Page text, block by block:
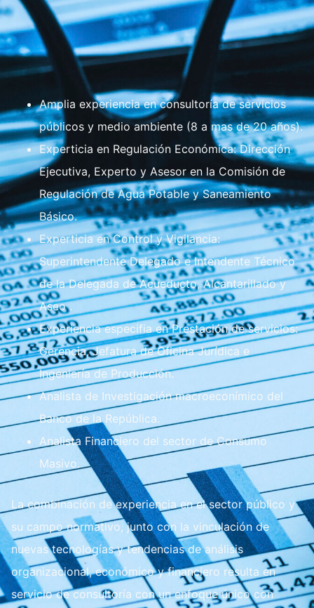
Amplia experiencia en consultoría de servicios
públicos y medio ambiente (8 a mas de 20 años).
Experticia en Regulación Económica: Dirección
Ejecutiva, Experto y Asesor en la Comisión de
Regulación de Agua Potable y Saneamiento
Básico.
Experticia en Control y Vigilancia:
Superintendente Delegado e Intendente Técnico
de la Delegada de Acueducto, Alcantarillado y
Aseo .
Experiencia especifia en Prestación de servicios:
Gerencia, Jefatura de Oficina Jurídica e
Ingeniería de Producción.
Analista de Investigación macroeconímico del
Banco de la República.
Analista Financiero del sector de Consumo
Masivo.
La combinación de experiencia en el sector público y
su campo normativo, junto con la vinculación de
nuevas tecnologías y tendencias de análisis
organizacional, económico y financiero resulta en
servicio de consultoría con un enfoque único con